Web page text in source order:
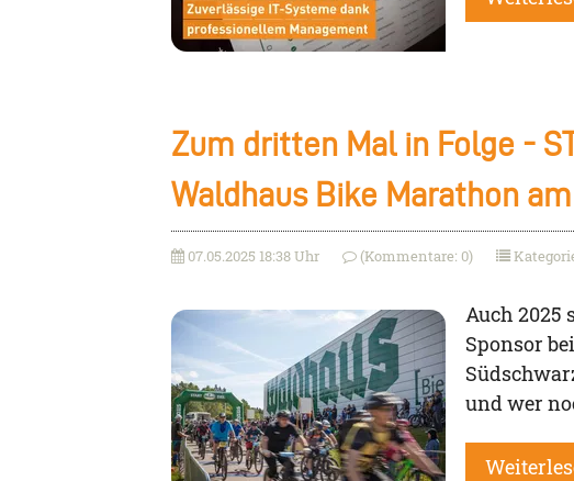
Zum dritten Mal in Folge -
Waldhaus Bike Marathon am
07.05.2025 18:38 Uhr (Kommentare: 0)
Auch
Sponsor
und wer